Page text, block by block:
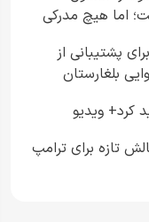
اما هیچ مدرکی
پشتیبانی از
بلغارستان
کرد+ ویدیو
تازه برای ترامپ